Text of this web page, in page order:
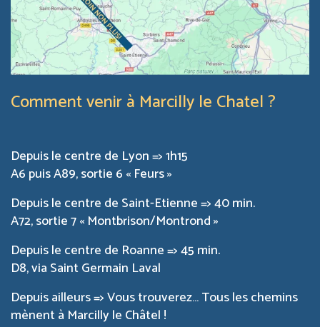
Comment venir à Marcilly le Chatel ?
Depuis le centre de Lyon => 1h15
A6 puis A89, sortie 6 « Feurs »
Depuis le centre de Saint-Etienne => 40 min.
A72, sortie 7 « Montbrison/Montrond »
Depuis le centre de Roanne => 45 min.
D8, via Saint Germain Laval
Depuis ailleurs => Vous trouverez… Tous les chemins
mènent à Marcilly le Châtel !